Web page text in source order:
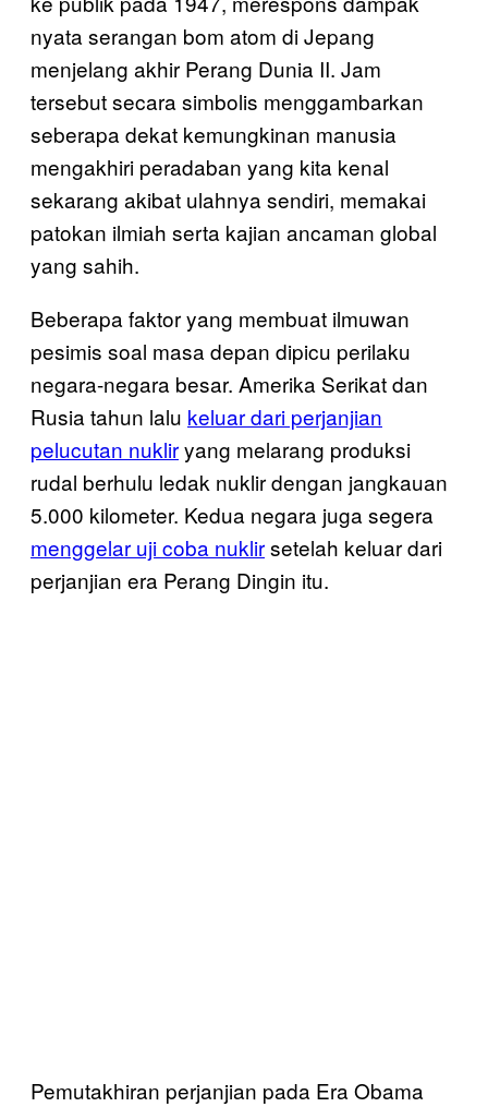
nyata serangan bom atom di Jepang
menjelang akhir Perang Dunia II. Jam
tersebut secara simbolis menggambarkan
seberapa dekat kemungkinan manusia
mengakhiri peradaban yang kita kenal
sekarang akibat ulahnya sendiri, memakai
patokan ilmiah serta kajian ancaman global
yang sahih.
Beberapa faktor yang membuat ilmuwan
pesimis soal masa depan dipicu perilaku
negara-negara besar. Amerika Serikat dan
Rusia tahun lalu keluar dari perjanjian
pelucutan nukliryang melarang produksi
rudal berhulu ledak nuklir dengan jangkauan
5.000 kilometer. Kedua negara juga segera
menggelar uji coba nuklirsetelah keluar dari
perjanjian era Perang Dingin itu.
Pemutakhiran perjanjian pada Era Obama